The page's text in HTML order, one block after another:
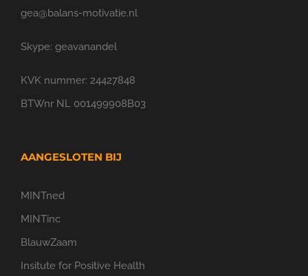
gea@balans-motivatie.nl
Skype: geavanandel
KVK nummer: 24427848
BTWnr NL 001499908B03
AANGESLOTEN BIJ
MINTned
MINTinc
BlauwZaam
Insitute for Positive Health